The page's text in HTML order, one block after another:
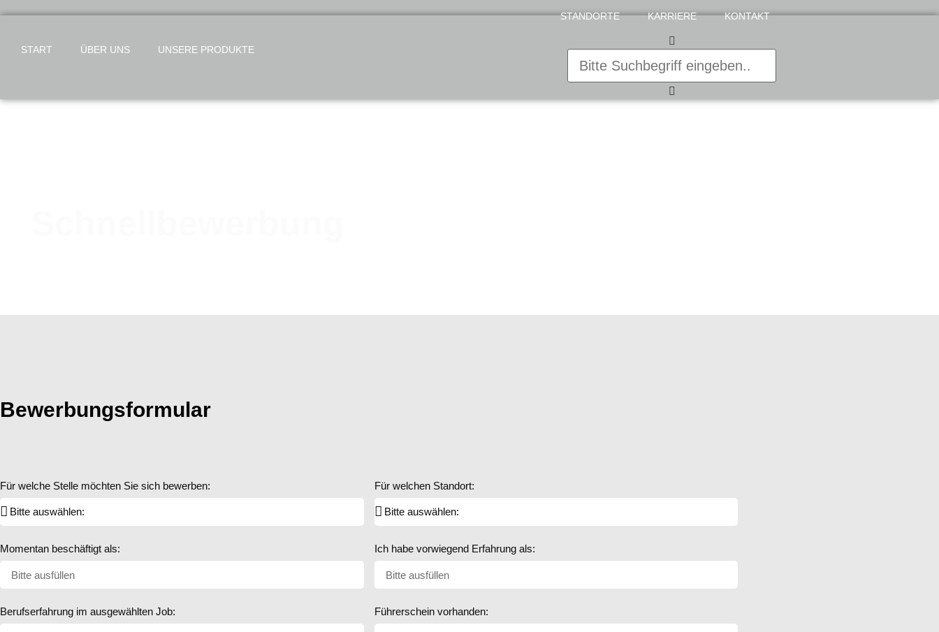
START ÜBER UNS UNSERE PRODUKTE
STANDORTE KARRIERE KONTAKT
Bewerbungsformular
Für welche Stelle möchten Sie sich bewerben: Für welchen Standort:
Momentan beschäftigt als: Ich habe vorwiegend Erfahrung als:
Berufserfahrung im ausgewählten Job: Führerschein vorhanden: